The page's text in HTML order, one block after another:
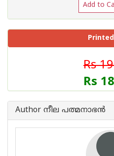
Add to
Rs
Rs
Author നീല പത്മനാഭന്‍